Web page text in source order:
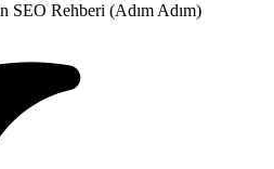
SEO Rehberi (Adım Adım)